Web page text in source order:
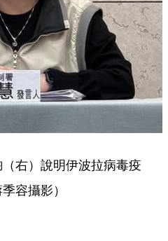
右）說明伊波拉病毒疫
容攝影）